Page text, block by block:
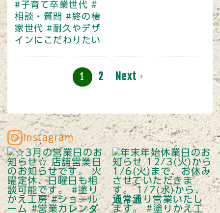
#子育て卒業世代 #
相談・質問 #終の棲
家世代 #耐久やデザ
インにこだわりたい
1 2 Next
Instagram